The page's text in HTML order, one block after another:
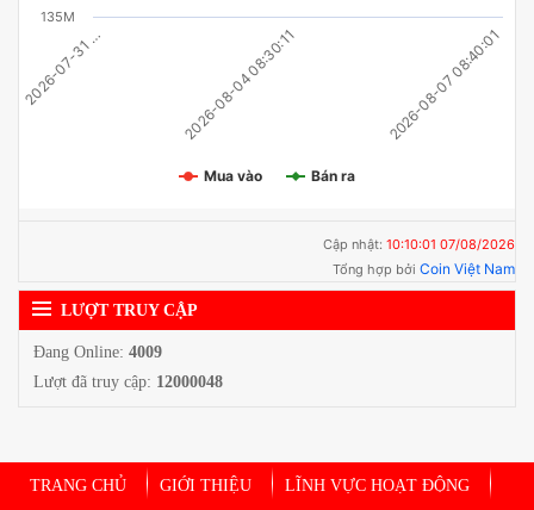
Mua vào Bán ra
2026-07-31 … 2026-08-04 08:30:11 2026-08-07 08:40:01
135M
Cập nhật: 10:10:01 07/08/2026
Tổng hợp bởi Coin Việt Nam
LƯỢT TRUY CẬP
Đang Online:4009
Lượt đã truy cập: 12000048
TRANG CHỦ GIỚI THIỆU LĨNH VỰC HOẠT ĐỘNG